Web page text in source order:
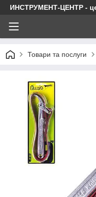
ИНСТРУМЕНТ-ЦЕНТР -
Товари та послуги